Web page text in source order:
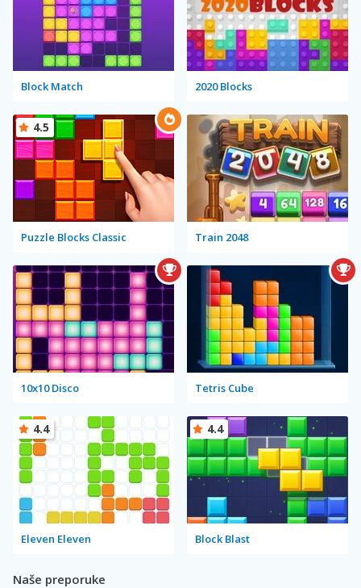
Block Match 2020 Blocks
Puzzle Blocks Classic
4.5
Train 2048
10x10 Disco Tetris Cube
Eleven Eleven
4.4
Block Blast
4.4
Naše preporuke